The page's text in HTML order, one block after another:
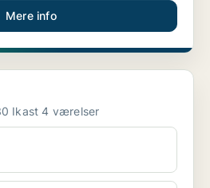
Mere info
Lejlighed til salg i 7430 Ikast 4 værelser